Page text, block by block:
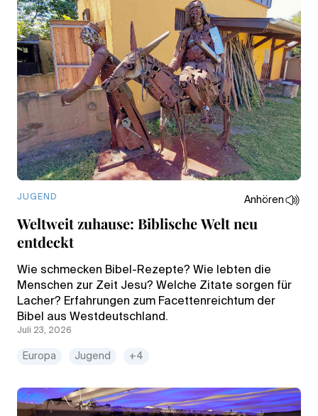
JUGEND Anhören
Weltweit zuhause: Biblische Welt neu
entdeckt
Wie schmecken Bibel-Rezepte? Wie lebten die
Menschen zur Zeit Jesu? Welche Zitate sorgen für
Lacher? Erfahrungen zum Facettenreichtum der
Bibel aus Westdeutschland.
Juli 23, 2026
Europa Jugend +4